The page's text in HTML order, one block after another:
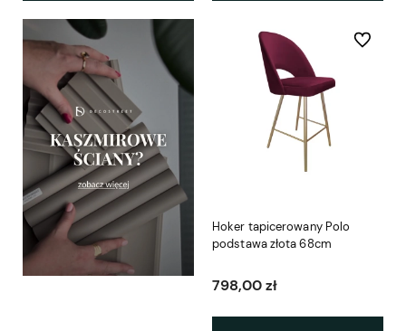
Hoker tapicerowany Polo
podstawa złota 68cm
798,00 zł
Do